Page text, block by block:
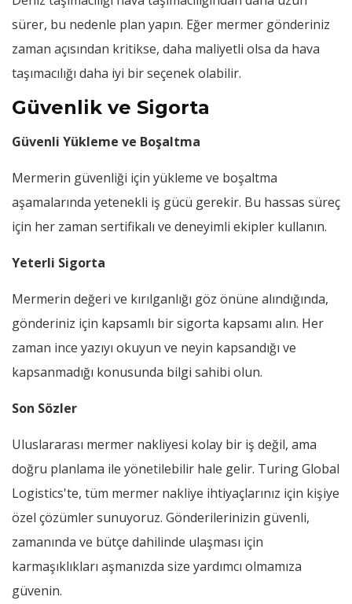
sürer, bu nedenle plan yapın. Eğer mermer gönderiniz
zaman açısından kritikse, daha maliyetli olsa da hava
taşımacılığı daha iyi bir seçenek olabilir.
Güvenlik ve Sigorta
Güvenli Yükleme ve Boşaltma
Mermerin güvenliği için yükleme ve boşaltma
aşamalarında yetenekli iş gücü gerekir. Bu hassas süreç
için her zaman sertifikalı ve deneyimli ekipler kullanın.
Yeterli Sigorta
Mermerin değeri ve kırılganlığı göz önüne alındığında,
gönderiniz için kapsamlı bir sigorta kapsamı alın. Her
zaman ince yazıyı okuyun ve neyin kapsandığı ve
kapsanmadığı konusunda bilgi sahibi olun.
Son Sözler
Uluslararası mermer nakliyesi kolay bir iş değil, ama
doğru planlama ile yönetilebilir hale gelir. Turing Global
Logistics'te, tüm mermer nakliye ihtiyaçlarınız için kişiye
özel çözümler sunuyoruz. Gönderilerinizin güvenli,
zamanında ve bütçe dahilinde ulaşması için
karmaşıklıkları aşmanızda size yardımcı olmamıza
güvenin.